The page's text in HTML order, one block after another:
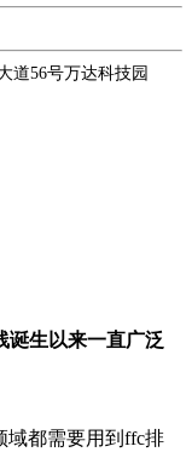
道56号万达科技园
诞生以来一直广泛
域都需要用到ffc排